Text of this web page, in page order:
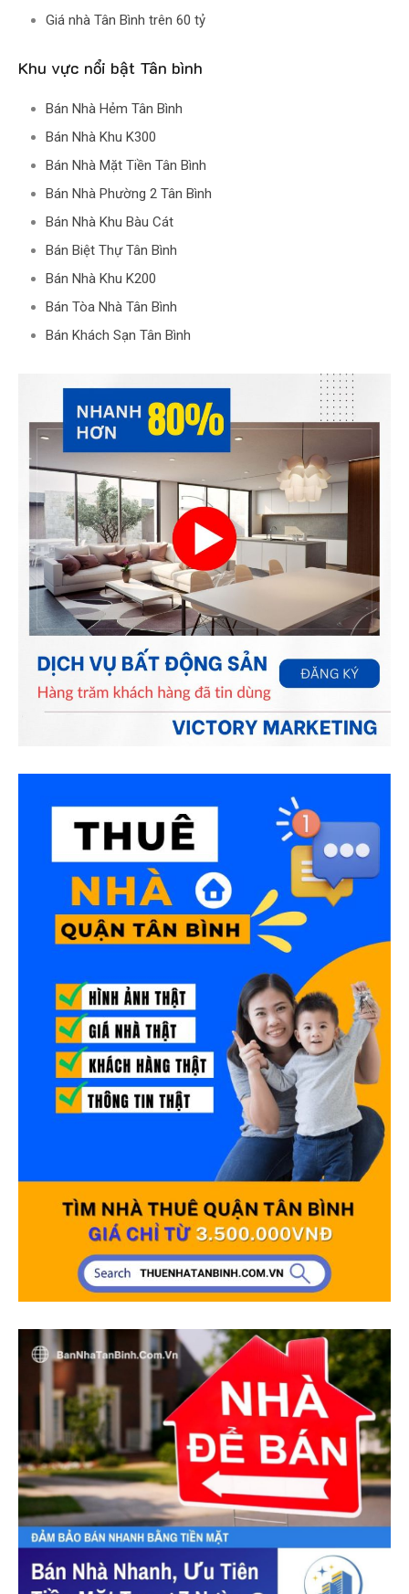
Giá nhà Tân Bình trên 60 tỷ
Khu vực nổi bật Tân bình
Bán Nhà Hẻm Tân Bình
Bán Nhà Khu K300
Bán Nhà Mặt Tiền Tân Bình
Bán Nhà Phường 2 Tân Bình
Bán Nhà Khu Bàu Cát
Bán Biệt Thự Tân Bình
Bán Nhà Khu K200
Bán Tòa Nhà Tân Bình
Bán Khách Sạn Tân Bình